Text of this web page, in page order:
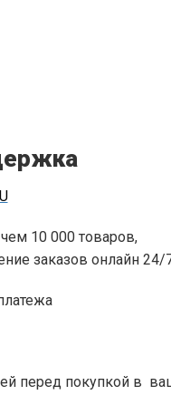
10 000 товаров,
заказов онлайн 24/
перед покупкой в